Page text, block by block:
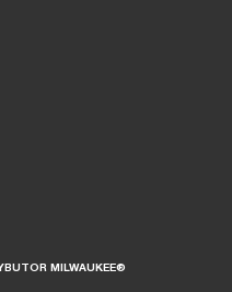
MILWAUKEE®